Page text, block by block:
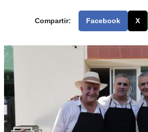
Compartir: Facebook X